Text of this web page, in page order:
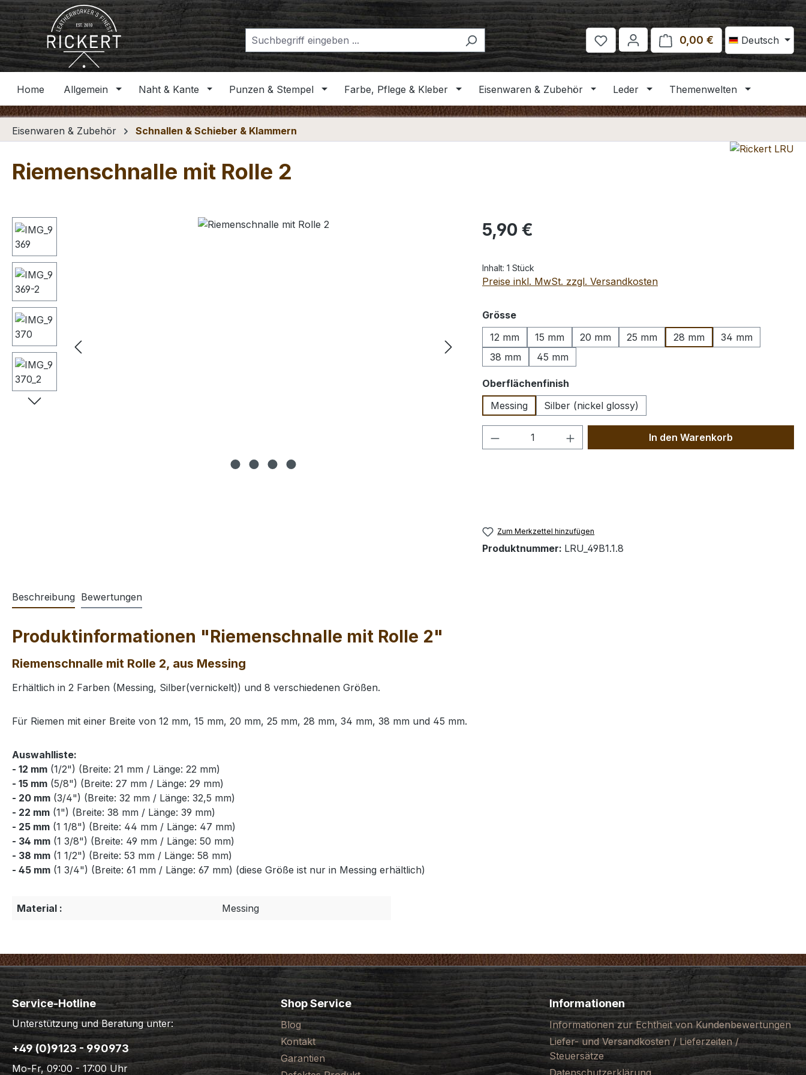
Hauptinhalt springen
Zur Suche springen
Zur Hauptnavigation springen
Deutsch
0,00 € Warenkorb
Home Allgemein Naht & Kante Punzen & Stempel Farbe, Pflege & Kleber Eisenwaren & Zubehör Leder Themenwelten
Eisenwaren & Zubehör Schnallen & Schieber & Klammern
Riemenschnalle mit Rolle 2
Bildergalerie überspringen Regulärer Preis:
5,90 €
Inhalt: 1 Stück
Preise inkl. MwSt. zzgl. Versandkosten
Grösseauswählen
12 mm
15 mm 20 mm 25 mm 28 mm
34 mm
38 mm
45 mm
Oberflächenfinish
Messing
Silber (nickel glossy)
Produkt Anzahl: Gib den gewünschten Wert
In den Warenkorb
Zum Merkzettel hinzufügen
Produktnummer: LRU_49B1.1.8
Beschreibung Bewertungen
Produktinformationen "Riemenschnalle mit Rolle 2"
Riemenschnalle mit Rolle 2, aus Messing
Erhältlich in 2 Farben (Messing, Silber(vernickelt)) und 8 verschiedenen Größen.
Für Riemen mit einer Breite von 12 mm, 15 mm, 20 mm, 25 mm, 28 mm, 34 mm, 38 mm und 45 mm.
Auswahlliste:
- 12 mm (1/2") (Breite: 21 mm / Länge: 22 mm)
- 15 mm (5/8") (Breite: 27 mm / Länge: 29 mm)
- 20 mm (3/4") (Breite: 32 mm / Länge: 32,5 mm)
- 22 mm (1") (Breite: 38 mm / Länge: 39 mm)
- 25 mm (1 1/8") (Breite: 44 mm / Länge: 47 mm)
- 34 mm (1 3/8") (Breite: 49 mm / Länge: 50 mm)
- 38 mm (1 1/2") (Breite: 53 mm / Länge: 58 mm)
- 45 mm (1 3/4") (Breite: 61 mm / Länge: 67 mm) (diese Größe ist nur in Messing erhältlich)
Material : Messing
Service-Hotline
Unterstützung und Beratung unter:
+49 (0)9123 - 990973
Mo-Fr, 09:00 - 17:00 Uhr
Shop Service
Blog
Kontakt
Garantien
Informationen
Informationen zur Echtheit von Kundenbewertungen
Liefer- und Versandkosten / Lieferzeiten /
Steuersätze